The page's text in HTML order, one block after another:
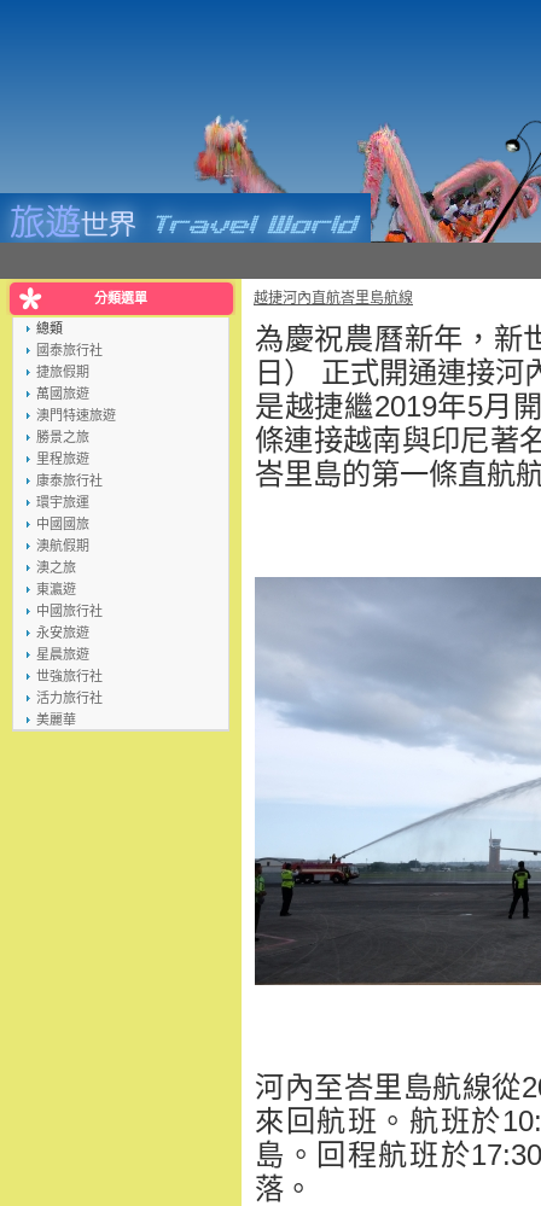
分類選單
總類
國泰旅行社
捷旅假期
萬國旅遊
澳門特速旅遊
勝景之旅
里程旅遊
康泰旅行社
環宇旅運
中國國旅
澳航假期
澳之旅
東瀛遊
中國旅行社
永安旅遊
星晨旅遊
世強旅行社
活力旅行社
美麗華
越捷河內直航峇里島航線
為慶祝農曆新年，新
日） 正式開通連接河
是越捷繼2019年5月
條連接越南與印尼著
峇里島的第一條直航
河內至峇里島航線從
來回航班。航班於
島。回程航班於
落。